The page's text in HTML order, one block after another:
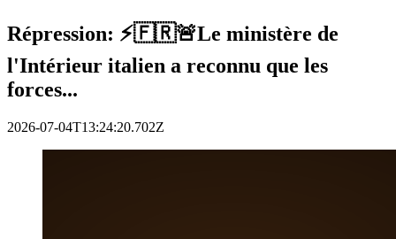
Répression: ⚡️🇫🇷🚨Le ministère de
l'Intérieur italien a reconnu que les
forces...
2026-07-04T13:24:20.702Z